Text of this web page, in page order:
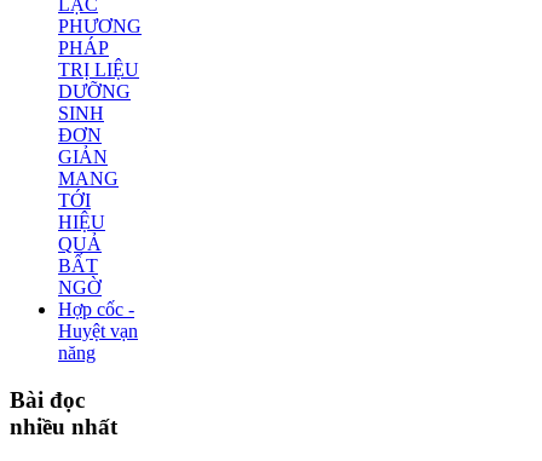
LẠC
PHƯƠNG
PHÁP
TRỊ LIỆU
DƯỠNG
SINH
ĐƠN
GIẢN
MANG
TỚI
HIỆU
QUẢ
BẤT
NGỜ
Hợp cốc -
Huyệt vạn
năng
Bài đọc
nhiều nhất